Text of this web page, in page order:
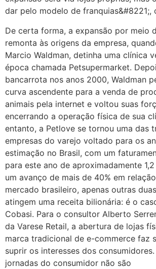
dar pelo modelo de franquias&#8221;,
De certa forma, a expansão por meio
remonta às origens da empresa,
Marcio Waldman, detinha uma clínica
época chamada Petsupermarket.
bancarrota nos anos 2000, Waldman
curva ascendente para a venda de
animais pela internet e voltou suas
encerrando a operação física de sua
entanto, a Petlove se tornou uma das
empresas do varejo voltado para os
estimação no Brasil, com um
para este ano de aproximadamente
um avanço de mais de 40% em
mercado brasileiro, apenas outras
atingem uma receita bilionária: é o
Cobasi. Para o consultor Alberto
da Varese Retail, a abertura de lojas
marca tradicional de e-commerce faz
suprir os interesses dos
jornadas do consumidor não são